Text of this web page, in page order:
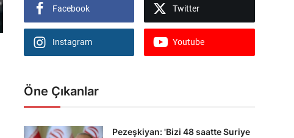
Facebook Twitter
Instagram Youtube
Öne Çıkanlar
Pezeşkiyan: 'Bizi 48 saatte Suriye